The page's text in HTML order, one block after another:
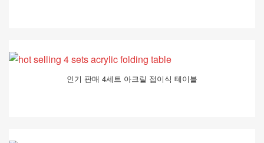
인기 판매 4세트 아크릴 접이식 테이블